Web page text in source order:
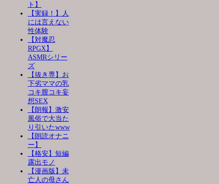
ト】
【実録！】人
には言えない
性体験
【対魔忍
RPGX】
ASMRシリー
ズ
【抜き専】お
下劣ママの乳
コキ膣コキ妄
想SEX
【朗報】激安
風俗で大当た
り引いたwww
【朗読オナニ
ー】
【格安】短編
露出モノ
【漫画版】未
亡人の母さん